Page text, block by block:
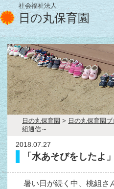
社会福祉法人
日の丸保育園
日の丸保育園 > 日の丸保育園
組通信～
2018.07.27
「水あそびをしたよ
暑い日が続く中、桃組さ